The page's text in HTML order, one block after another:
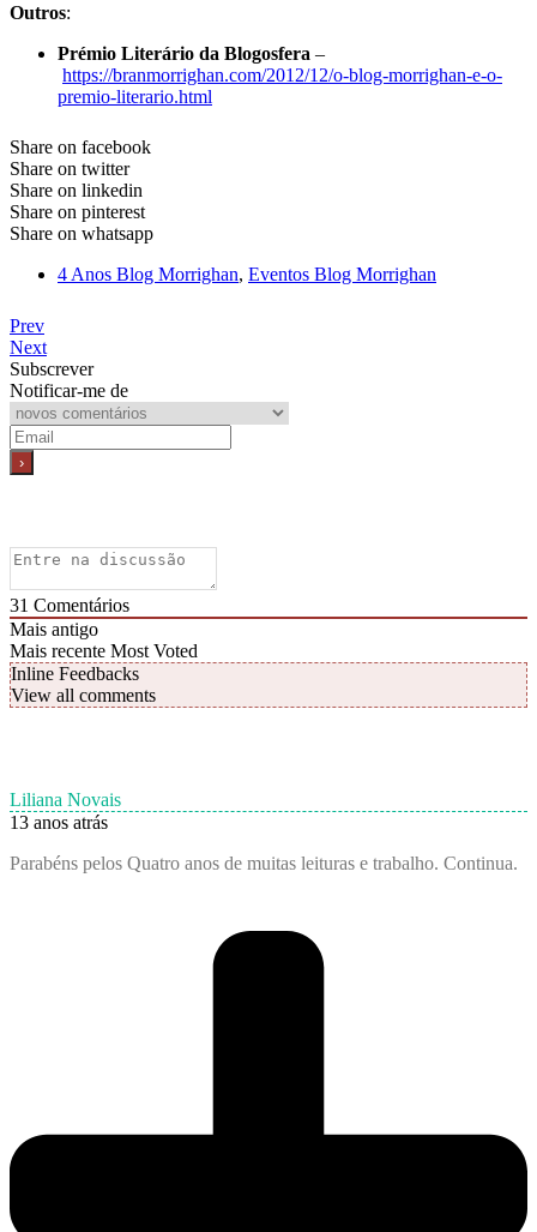
Outros:
Prémio Literário da Blogosfera –
https://branmorrighan.com/2012/12/o-blog-morrighan-e-o-
premio-literario.html
Share on facebook
Share on twitter
Share on linkedin
Share on pinterest
Share on whatsapp
4 Anos Blog Morrighan, Eventos Blog Morrighan
Prev
Next
Subscrever
Notificar-me de
31 Comentários
Mais antigo
Mais recente Most Voted
Inline Feedbacks
View all comments
Liliana Novais
13 anos atrás
Parabéns pelos Quatro anos de muitas leituras e trabalho. Continua.